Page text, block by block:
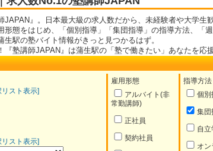
』。日本最大級の求人数だから、未経験者や大学生
態をはじめ、「個別指導」「集団指導」の指導方法、「
駅の塾バイト情報がきっと見つかるはず。
塾講師JAPAN』は蒲生駅の「塾で働きたい」あなたを応
リスト表示]
雇用形態
アルバイト(非
常勤講師)
正社員
契約社員
指導方法
個別
集団
自立
オン
リスト表示]